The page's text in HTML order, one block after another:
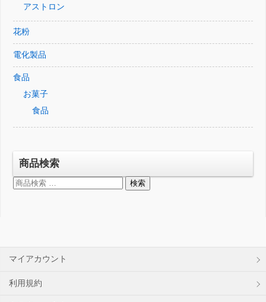
アストロン
花粉
電化製品
食品
お菓子
食品
商品検索
検
検索
マイアカウント
利用規約